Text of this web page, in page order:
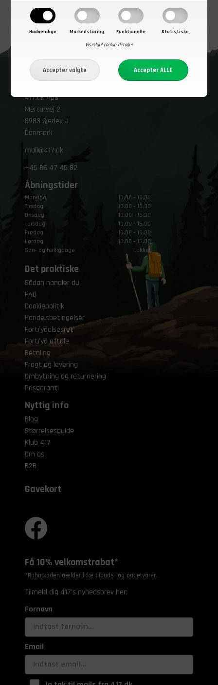
Nødvendige Markedsføring Funktionelle
Statistiske
Vis/skjul cookie detaljer
Kontakt os
417.dk ApS
Mercurvej 2
8983 Gjerlev J
Danmark
mail@417.dk
+45 86 47 45 82
Åbningstider
Mandag
10.00 – 16.30
Tirsdag
10.00 – 16.30
Onsdag
10.00 – 16.30
Torsdag
10.00 – 16.30
Fredag
10.00 – 16.30
Lørdag
10.00 – 15.00
Søn- og helligdage
Lukket
Det praktiske
Sådan handler du
FAQ
Cookiepolitik
Handelsbetingelser
Fortrydelsesret
Fortryd aftale
Betaling
Fragt og levering
Ombytning og returnering
Prisgaranti
Nyttig info
Blog
Størrelsesguide
Klub 417
Om os
B2B
Gavekort
Få 10% velkomstrabat*
*Rabatkoden gælder ikke tilbuds- og outletvarer.
Tilmeld dig 417's nyhedsbrev her:
Fornavn
Email